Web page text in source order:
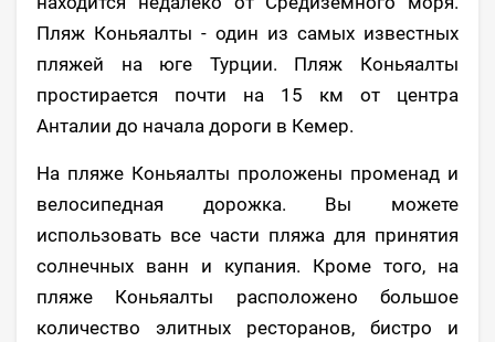
Пляж Коньяалты - один из самых известных
пляжей на юге Турции. Пляж Коньяалты
простирается почти на 15 км от центра
Анталии до начала дороги в Кемер.
На пляже Коньяалты проложены променад и
велосипедная дорожка. Вы можете
использовать все части пляжа для принятия
солнечных ванн и купания. Кроме того, на
пляже Коньяалты расположено большое
количество элитных ресторанов, бистро и